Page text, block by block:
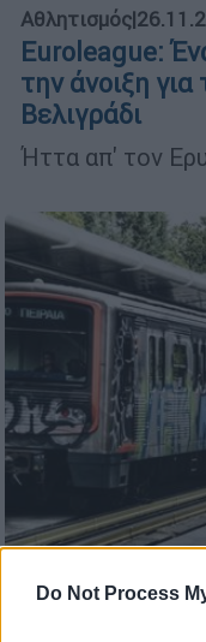
Do Not Process
Αθλητισμός|
Euroleague:
την άνοιξη
Βελιγράδι
Ήττα απ' τον
Ελλάδα|26.11.2025